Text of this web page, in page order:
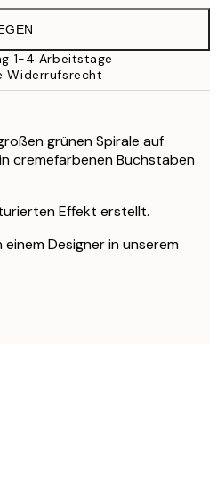
13 €
21,95 €
35,95 €
1-4 Arbeitstage
Widerrufsrecht
grünen Spirale auf
cremefarbenen Buchstaben
Effekt erstellt.
Designer in unserem